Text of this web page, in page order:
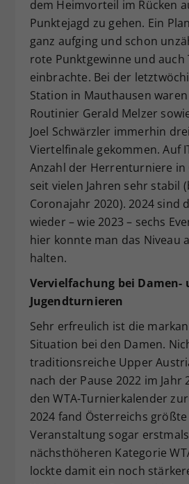
dem Heimvorteil im Rücken
Punktejagd zu gehen. Ein
ganz aufging und schon
rote Punktgewinne und auch
einbrachte. Bei der
Station in Mauthausen
Routinier Gerald Melzer
Joel Schwärzler immerhin
Viertelfinale gekommen. Auf
Anzahl der Herrenturniere in
seit vielen Jahren sehr stabil
Coronajahr 2020). 2024 sind
wieder – wie 2023 – sechs
hier konnte man das Niveau
halten.
Vervielfachung bei Damen-
Jugendturnieren
Sehr erfreulich ist die
Situation bei den Damen.
traditionsreiche Upper
nach der Pause 2022 im Jahr
den WTA-Turnierkalender
2024 fand Österreichs
Veranstaltung sogar
nächsthöheren Kategorie
lockte damit ein noch